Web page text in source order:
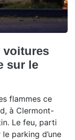
voitures
sur le
flammes ce
à Clermont-
Le feu, parti
parking d’une